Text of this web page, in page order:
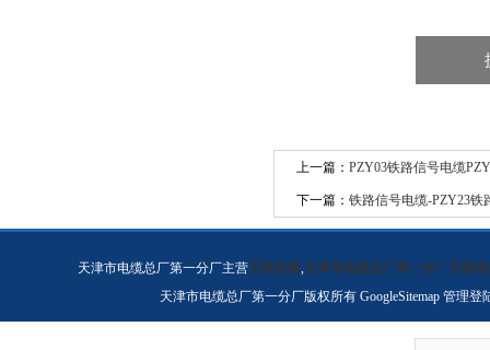
上一篇： PZY03铁路信号电缆
下一篇： 铁路信号电缆-PZY23铁
天津市电缆总厂第一分厂主营天联电缆,天津市电缆总厂第一分厂天联电
天津市电缆总厂第一分厂版权所有 GoogleSitemap 管理登